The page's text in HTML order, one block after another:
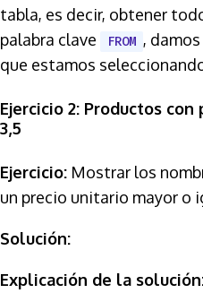
tabla, es decir, obtener
palabra clave
FROM ,
que estamos
Ejercicio 2: Productos
3,5
Ejercicio: Mostrar los
un precio unitario mayor o
Solución:
Explicación de la